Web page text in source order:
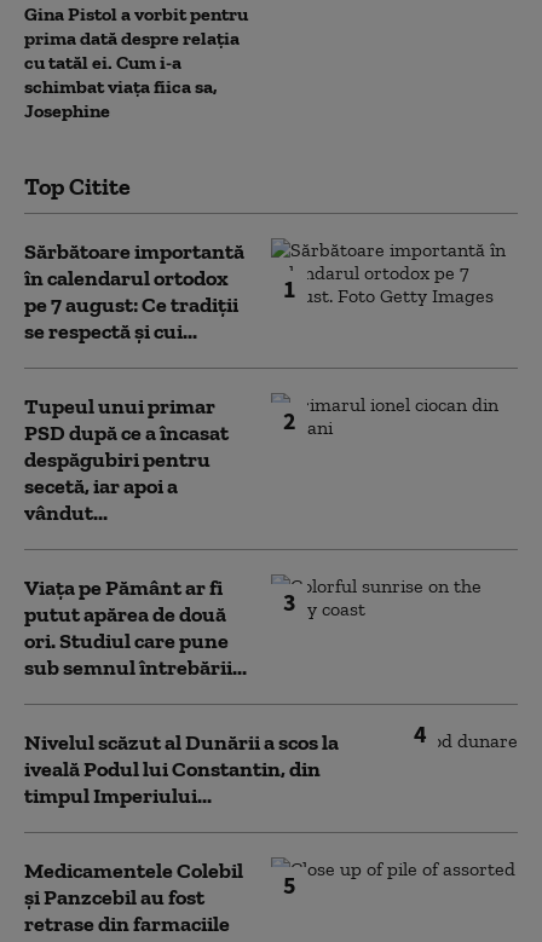
Gina Pistol a vorbit pentru
prima dată despre relația
cu tatăl ei. Cum i-a
schimbat viața fiica sa,
Josephine
Top Citite
1
Sărbătoare importantă
în calendarul ortodox
pe 7 august: Ce tradiții
se respectă și cui...
2
Tupeul unui primar
PSD după ce a încasat
despăgubiri pentru
secetă, iar apoi a
vândut...
3
Viața pe Pământ ar fi
putut apărea de două
ori. Studiul care pune
sub semnul întrebării...
4
Nivelul scăzut al Dunării a scos la
iveală Podul lui Constantin, din
timpul Imperiului...
5
Medicamentele Colebil
și Panzcebil au fost
retrase din farmaciile